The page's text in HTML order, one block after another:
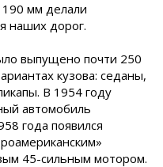
мм делали
наших дорог.
выпущено почти 250
кузова: седаны,
В 1954 году
автомобиль
года появился
45-сильным мотором.